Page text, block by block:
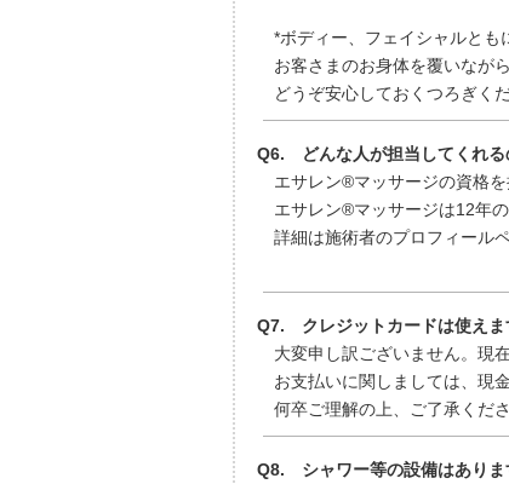
*ボディー、フェイシャルとも
お客さまのお身体を覆いながら
どうぞ安心しておくつろぎくだ
Q6. どんな人が担当してくれる
エサレン®マッサージの資格を
エサレン®マッサージは12年の
詳細は施術者のプロフィール
Q7. クレジットカードは使えま
大変申し訳ございません。現
お支払いに関しましては、現
何卒ご理解の上、ご了承くだ
Q8. シャワー等の設備はありま